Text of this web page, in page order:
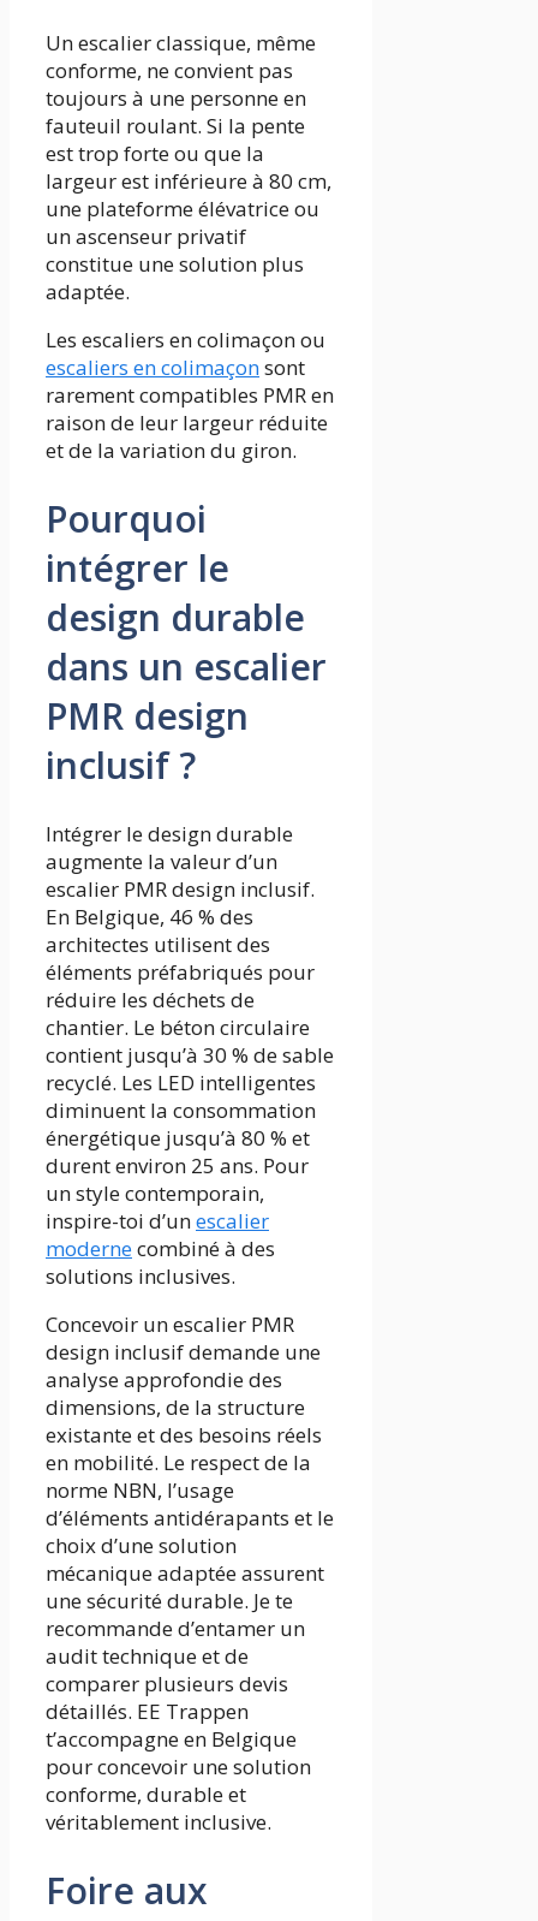
Un escalier classique, même
conforme, ne convient pas
toujours à une personne en
fauteuil roulant. Si la pente
est trop forte ou que la
largeur est inférieure à 80 cm,
une plateforme élévatrice ou
un ascenseur privatif
constitue une solution plus
adaptée.
Les escaliers en colimaçon ou
escaliers en colimaçonsont
rarement compatibles PMR en
raison de leur largeur réduite
et de la variation du giron.
Pourquoi
intégrer le
design durable
dans un escalier
PMR design
inclusif ?
Intégrer le design durable
augmente la valeur d’un
escalier PMR design inclusif.
En Belgique, 46 % des
architectes utilisent des
éléments préfabriqués pour
réduire les déchets de
chantier. Le béton circulaire
contient jusqu’à 30 % de sable
recyclé. Les LED intelligentes
diminuent la consommation
énergétique jusqu’à 80 % et
durent environ 25 ans. Pour
un style contemporain,
inspire-toi d’unescalier
modernecombiné à des
solutions inclusives.
Concevoir un escalier PMR
design inclusif demande une
analyse approfondie des
dimensions, de la structure
existante et des besoins réels
en mobilité. Le respect de la
norme NBN, l’usage
d’éléments antidérapants et le
choix d’une solution
mécanique adaptée assurent
une sécurité durable. Je te
recommande d’entamer un
audit technique et de
comparer plusieurs devis
détaillés. EE Trappen
t’accompagne en Belgique
pour concevoir une solution
conforme, durable et
véritablement inclusive.
Foire aux